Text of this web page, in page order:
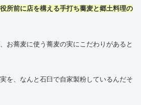
所前に店を構える手打ち蕎麦と郷土料理の
お蕎麦に使う蕎麦の実にこだわりがあると
を、なんと石臼で自家製粉しているんだそ